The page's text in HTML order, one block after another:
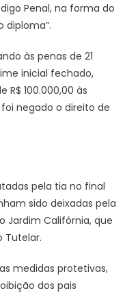
Penal, na forma do
diploma”.
às penas de 21
inicial fechado,
100.000,00 às
negado o direito de
pela tia no final
sido deixadas pela
Jardim Califórnia, que
Tutelar.
medidas protetivas,
dos pais